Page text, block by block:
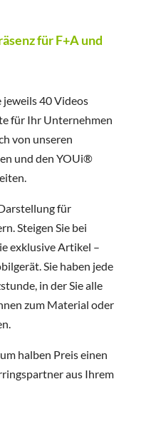
für F+A und
jeweils 40 Videos
für Ihr Unternehmen
von unseren
und den YOUi®
für
Steigen Sie bei
exklusive Artikel –
Sie haben jede
in der Sie alle
zum Material oder
halben Preis einen
aus Ihrem